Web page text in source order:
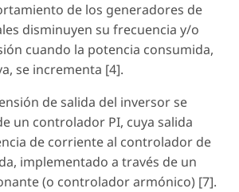
de los generadores de
disminuyen su frecuencia y/o
cuando la potencia consumida,
se incrementa [4].
de salida del inversor se
un controlador PI, cuya salida
de corriente al controlador de
implementado a través de un
(o controlador armónico) [7].